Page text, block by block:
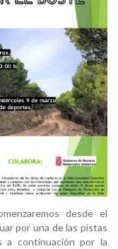
desde el
por una de las pistas
a continuación por la